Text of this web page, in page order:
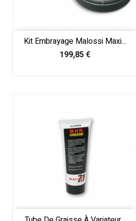
Kit Embrayage Malossi Maxi...
Prix
199,85 €